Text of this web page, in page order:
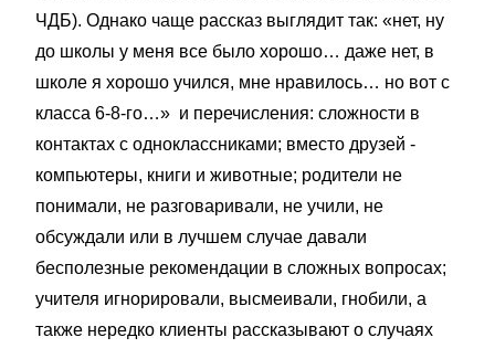
ЧДБ). Однако чаще рассказ выглядит так: «нет, ну
до школы у меня все было хорошо… даже нет, в
школе я хорошо учился, мне нравилось… но вот с
класса 6-8-го…» и перечисления: сложности в
контактах с одноклассниками; вместо друзей -
компьютеры, книги и животные; родители не
понимали, не разговаривали, не учили, не
обсуждали или в лучшем случае давали
бесполезные рекомендации в сложных вопросах;
учителя игнорировали, высмеивали, гнобили, а
также нередко клиенты рассказывают о случаях